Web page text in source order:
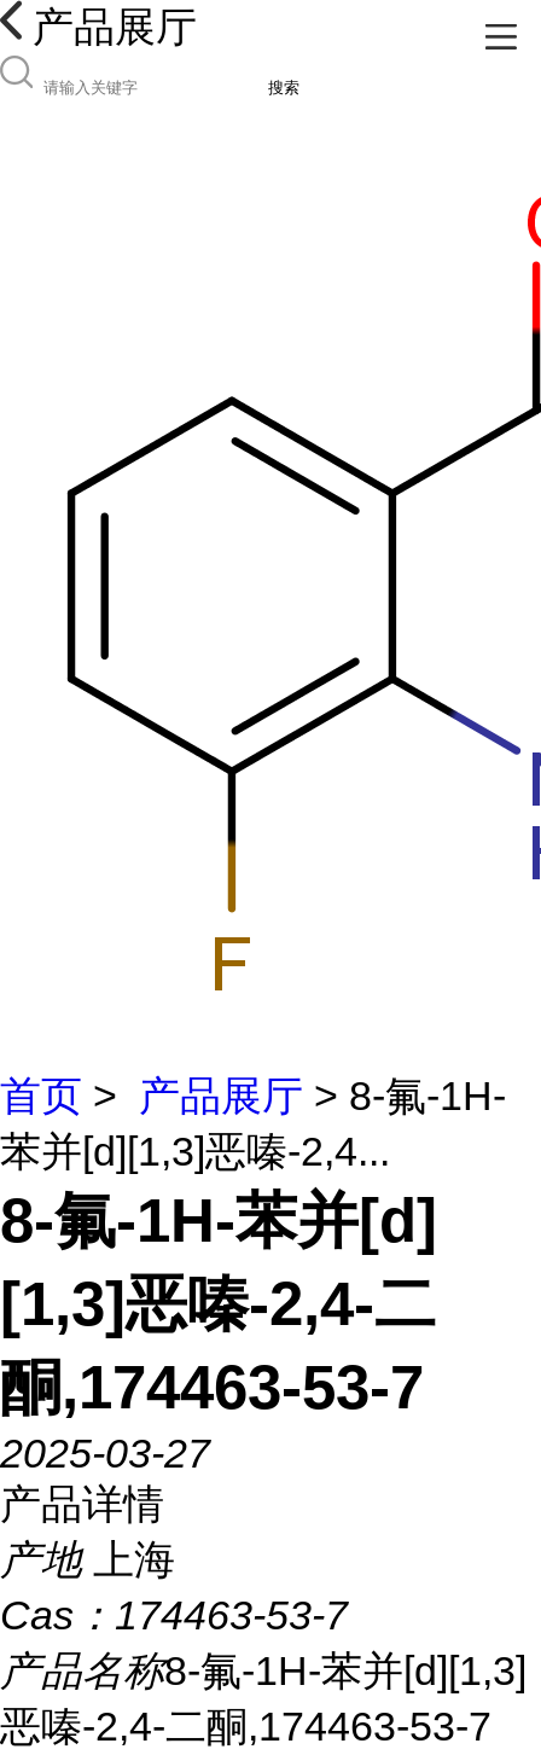
产品展厅
搜索
首页 > 产品展厅 > 8-氟-1H-
苯并[d][1,3]恶嗪-2,4...
8-氟-1H-苯并[d]
[1,3]恶嗪-2,4-二
酮,174463-53-7
2025-03-27
产品详情
产地
上海
Cas： 174463-53-7
产品名称8-氟-1H-苯并[d][1,3]
恶嗪-2,4-二酮,174463-53-7